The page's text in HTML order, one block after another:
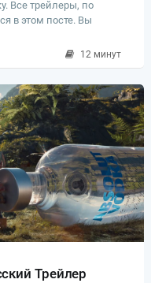
Все трейлеры, по
в этом посте. Вы
12 минут
Трейлер